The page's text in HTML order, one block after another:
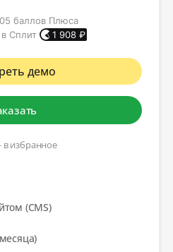
баллов Плюса
Сплит
1 908 ₽
демо
избранное
(CMS)